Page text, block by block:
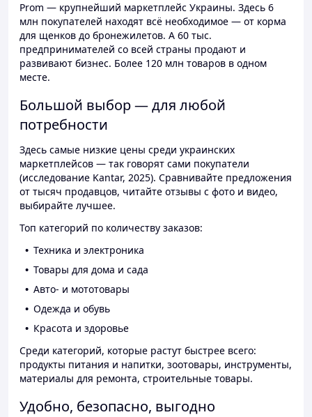
Prom — крупнейший маркетплейс Украины. Здесь 6
млн покупателей находят всё необходимое — от корма
для щенков до бронежилетов. А 60 тыс.
предпринимателей со всей страны продают и
развивают бизнес. Более 120 млн товаров в одном
месте.
Большой выбор — для любой
потребности
Здесь самые низкие цены среди украинских
маркетплейсов — так говорят сами покупатели
(исследование Kantar, 2025). Сравнивайте предложения
от тысяч продавцов, читайте отзывы с фото и видео,
выбирайте лучшее.
Топ категорий по количеству заказов:
Техника и электроника
Товары для дома и сада
Авто- и мототовары
Одежда и обувь
Красота и здоровье
Среди категорий, которые растут быстрее всего:
продукты питания и напитки, зоотовары, инструменты,
материалы для ремонта, строительные товары.
Удобно, безопасно, выгодно